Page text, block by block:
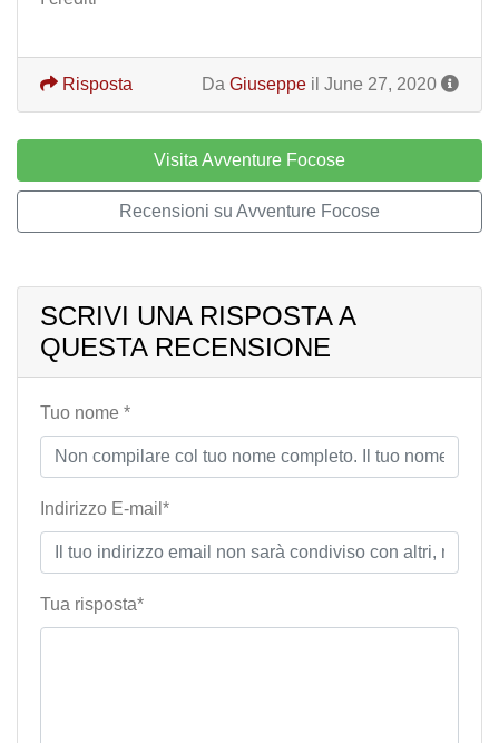
Da Giuseppe il June 27, 2020
Risposta
Visita Avventure Focose
Recensioni su Avventure Focose
SCRIVI UNA RISPOSTA A
QUESTA RECENSIONE
Tuo nome *
Indirizzo E-mail*
Tua risposta*